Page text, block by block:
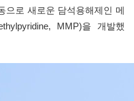
으로 새로운 담석용해제인 메
MMP)을 개발했